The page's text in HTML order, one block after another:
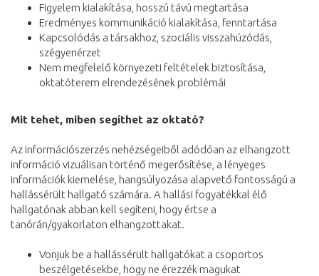
Figyelem kialakítása, hosszú távú megtartása
Eredményes kommunikáció kialakítása, fenntartása
Kapcsolódás a társakhoz, szociális visszahúzódás,
szégyenérzet
Nem megfelelő környezeti feltételek biztosítása,
oktatóterem elrendezésének problémái
Mit tehet, miben segíthet az oktató?
Az információszerzés nehézségeiből adódóan az elhangzott
információ vizuálisan történő megerősítése, a lényeges
információk kiemelése, hangsúlyozása alapvető fontosságú a
hallássérült hallgató számára. A hallási fogyatékkal élő
hallgatónak abban kell segíteni, hogy értse a
tanórán/gyakorlaton elhangzottakat.
Vonjuk be a hallássérült hallgatókat a csoportos
beszélgetésekbe, hogy ne érezzék magukat